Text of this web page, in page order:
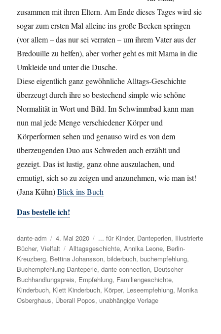
zusammen mit ihren Eltern. Am Ende dieses Tages wird sie
sogar zum ersten Mal alleine ins große Becken springen
(vor allem – das nur sei verraten – um ihrem Vater aus der
Bredouille zu helfen), aber vorher geht es mit Mama in die
Umkleide und unter die Dusche.
Diese eigentlich ganz gewöhnliche Alltags-Geschichte
überzeugt durch ihre so bestechend simple wie schöne
Normalität in Wort und Bild. Im Schwimmbad kann man
nun mal jede Menge verschiedener Körper und
Körperformen sehen und genauso wird es von dem
überzeugenden Duo aus Schweden auch erzählt und
gezeigt. Das ist lustig, ganz ohne auszulachen, und
ermutigt, sich so zu zeigen und anzunehmen, wie man ist!
(Jana Kühn)Blick ins Buch
Das bestelle ich!
Autor
dante-adm
Veröffentlicht
am
4. Mai 2020 Kategorien
... für Kinder, Danteperlen, Illustrierte
Bücher,Vielfalt Schlagwörter
Alltagsgeschichte,Annika Leone, Berlin-
Kreuzberg, Bettina Johansson,bilderbuch,buchempfehlung,
Buchempfehlung Danteperle,dante connection, Deutscher
Buchhandlungspreis, Empfehlung, Familiengeschichte,
Kinderbuch, Klett Kinderbuch, Körper, Leseempfehlung, Monika
Osberghaus, Überall Popos, unabhängige Verlage